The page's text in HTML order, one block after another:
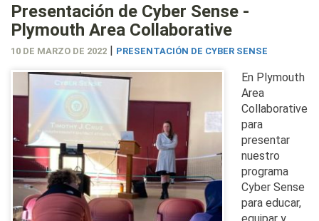
Presentación de Cyber Sense -
Plymouth Area Collaborative
10 DE MARZO DE 2022 | PRESENTACIÓN DE CYBER SENSE
En Plymouth
Area
Collaborative
para
presentar
nuestro
programa
Cyber Sense
para educar,
equipar y